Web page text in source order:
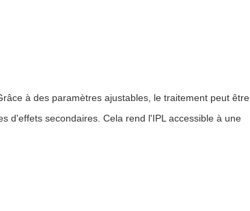
à des paramètres ajustables, le traitement peut être
d'effets secondaires. Cela rend l'IPL accessible à une